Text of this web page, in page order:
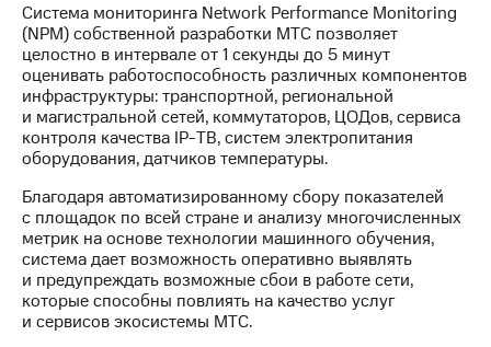
и акционерам
Корпоративное
управление
Корпоративный
секретарь
Раскрытие
Информация
акционерам
Документы
ПАО
"МТС"
Собрания
акционеров
Система мониторинга Network Performance Monitoring
(NPM) собственной разработки МТС позволяет
целостно в интервале от 1 секунды до 5 минут
оценивать работоспособность различных компонентов
инфраструктуры: транспортной, региональной
и магистральной сетей, коммутаторов, ЦОДов, сервиса
контроля качества IP-ТВ, систем электропитания
оборудования, датчиков температуры.
Благодаря автоматизированному сбору показателей
с площадок по всей стране и анализу многочисленных
метрик на основе технологии машинного обучения,
система дает возможность оперативно выявлять
и предупреждать возможные сбои в работе сети,
которые способны повлиять на качество услуг
и сервисов экосистемы МТС.